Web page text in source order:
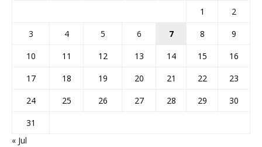
1
2
3
4 5 6 7 8
9
10
11 12 13 14 15
16
17
18 19 20 21 22
23
24
25 26 27 28 29
30
31
« Jul